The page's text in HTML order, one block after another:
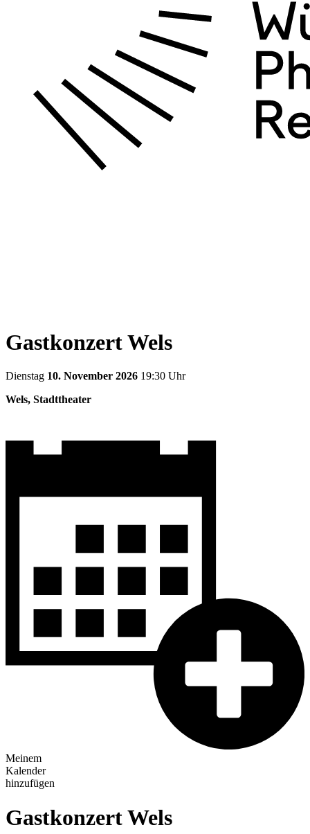
Gastkonzert Wels
Dienstag 10. November 2026 19:30 Uhr
Wels, Stadttheater
Meinem
Kalender
hinzufügen
Gastkonzert Wels